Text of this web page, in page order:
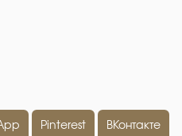
Pinterest ВКонтакте